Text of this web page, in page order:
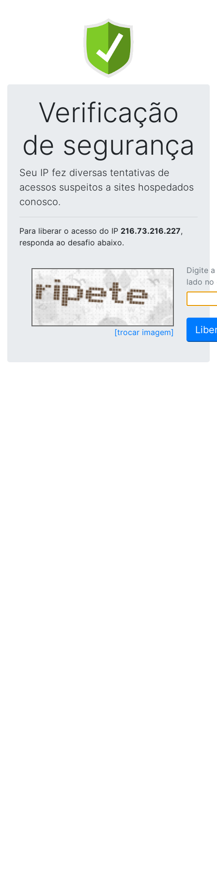
Verificação
de segurança
Seu IP fez diversas tentativas de
acessos suspeitos a sites hospedados
conosco.
Para liberar o acesso do IP 216.73.216.227,
responda ao desafio abaixo.
[trocar imagem]
Digite
lado no